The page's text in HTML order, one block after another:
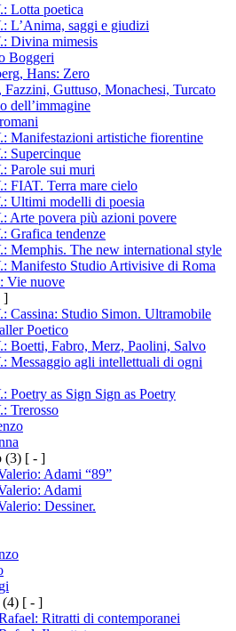
Lotta poetica
L’Anima, saggi e giudizi
Divina mimesis
Boggeri
Hans: Zero
Fazzini, Guttuso, Monachesi, Turcato
dell’immagine
Manifestazioni artistiche fiorentine
Supercinque
Parole sui muri
FIAT. Terra mare cielo
Ultimi modelli di poesia
Arte povera più azioni povere
Grafica tendenze
Memphis. The new international style
Manifesto Studio Artivisive di Roma
Vie nuove
]
Cassina: Studio Simon. Ultramobile
Poetico
Boetti, Fabro, Merz, Paolini, Salvo
Messaggio agli intellettuali di ogni
Poetry as Sign Sign as Poetry
Trerosso
(3) [ - ]
Adami “89”
Adami
Dessiner.
(4) [ - ]
Ritratti di contemporanei